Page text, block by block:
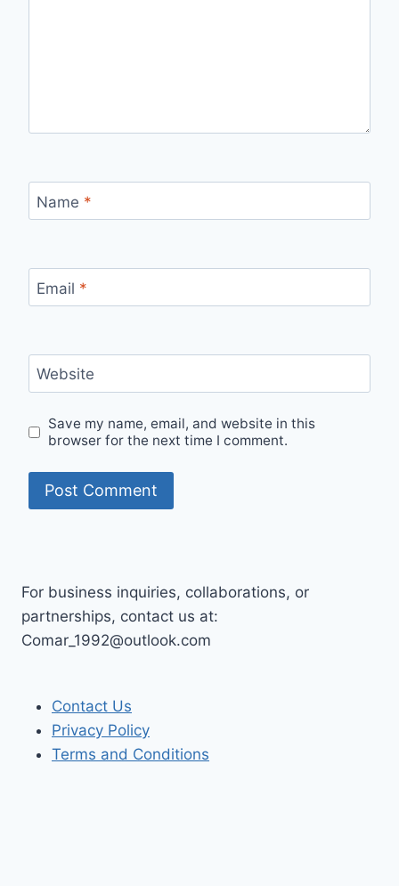
Name *
Email *
Website
Save my name, email, and website in this
browser for the next time I comment.
For business inquiries, collaborations, or
partnerships, contact us at:
Comar_1992@outlook.com
Contact Us
Privacy Policy
Terms and Conditions